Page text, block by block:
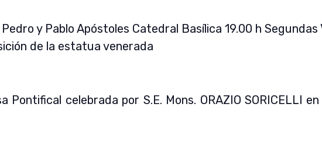
y Pablo Apóstoles Catedral Basílica 19.00 h Segundas
de la estatua venerada
Pontifical celebrada por S.E. Mons. ORAZIO SORICELLI